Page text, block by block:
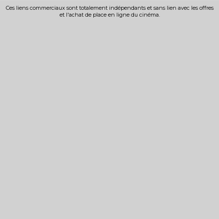
Ces liens commerciaux sont totalement indépendants et sans lien avec les offres
et l'achat de place en ligne du cinéma.